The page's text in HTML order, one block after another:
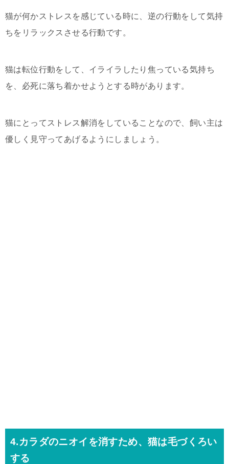
猫が何かストレスを感じている時に、逆の行動をして気持
ちをリラックスさせる行動です。
猫は転位行動をして、イライラしたり焦っている気持ち
を、必死に落ち着かせようとする時があります。
猫にとってストレス解消をしていることなので、飼い主は
優しく見守ってあげるようにしましょう。
4.カラダのニオイを消すため、猫は毛づくろい
する